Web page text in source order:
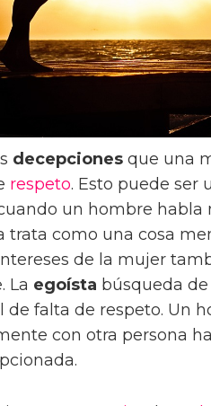
decepciones que una
respeto. Esto puede ser
un hombre habla
trata como una cosa
de la mujer
La egoísta búsqueda de
falta de respeto. Un
con otra persona